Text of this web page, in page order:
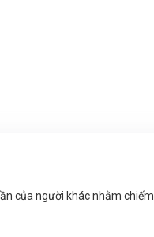
của người khác nhằm chiếm